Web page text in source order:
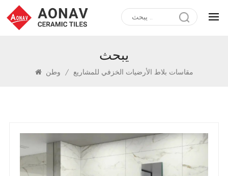
يبحث
/ مقاسات بلاط الأرضيات الخزفي للمشاريع